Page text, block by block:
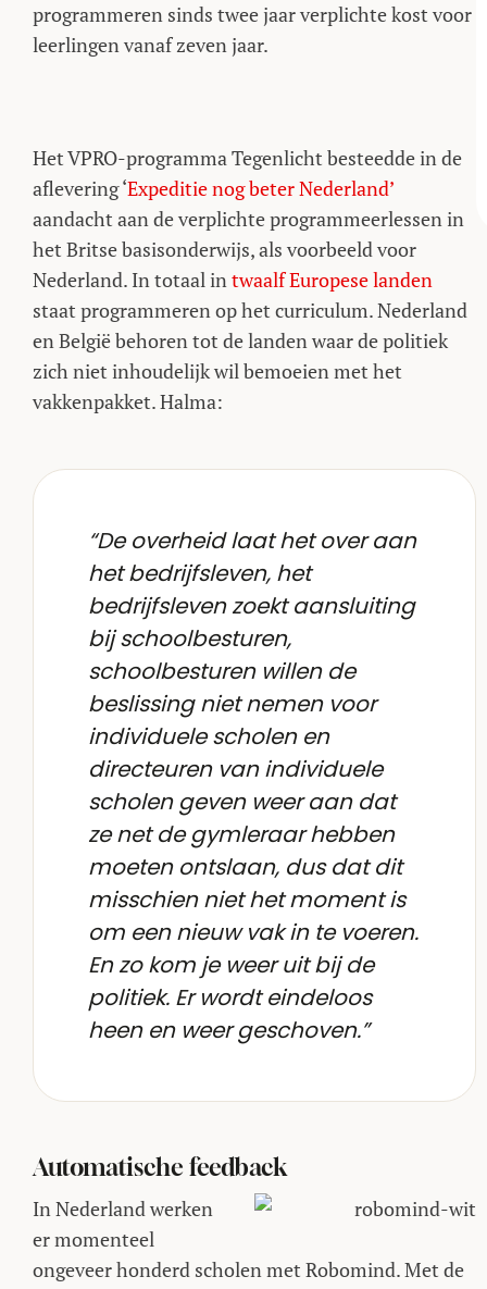
programmeren sinds twee jaar verplichte kost voor
leerlingen vanaf zeven jaar.
Het VPRO-programma Tegenlicht besteedde in de
aflevering ‘Expeditie nog beter Nederland’
aandacht aan de verplichte programmeerlessen in
het Britse basisonderwijs, als voorbeeld voor
Nederland. In totaal intwaalf Europese landen
staat programmeren op het curriculum. Nederland
en België behoren tot de landen waar de politiek
zich niet inhoudelijk wil bemoeien met het
vakkenpakket. Halma:
“De overheid laat het over aan
het bedrijfsleven, het
bedrijfsleven zoekt aansluiting
bij schoolbesturen,
schoolbesturen willen de
beslissing niet nemen voor
individuele scholen en
directeuren van individuele
scholen geven weer aan dat
ze net de gymleraar hebben
moeten ontslaan, dus dat dit
misschien niet het moment is
om een nieuw vak in te voeren.
En zo kom je weer uit bij de
politiek. Er wordt eindeloos
heen en weer geschoven.”
Automatische feedback
In Nederland werken
er momenteel
ongeveer honderd scholen met Robomind. Met de